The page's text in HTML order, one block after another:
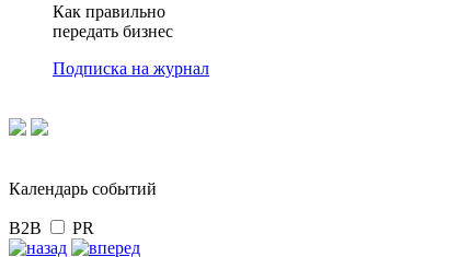
Как правильно
передать бизнес
Подписка на журнал
Календарь событий
B2B PR